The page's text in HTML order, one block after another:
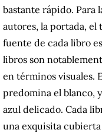
bastante rápido. Para
autores, la portada, el
fuente de cada libro
libros son
en términos visuales.
predomina el blanco,
azul delicado. Cada
una exquisita